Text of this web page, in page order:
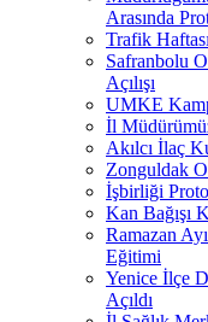
Arasında
Trafik
Safranbolu
Açılışı
UMKE
İl
Akılcı İlaç
Zonguldak
İşbirliği
Kan Bağışı
Ramazan
Eğitimi
Yenice İlçe
Açıldı